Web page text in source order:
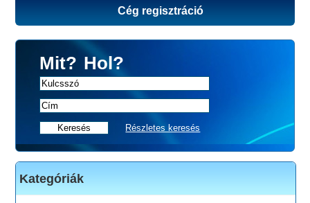
Cég regisztráció
Mit? Hol?
Részletes keresés
Kategóriák